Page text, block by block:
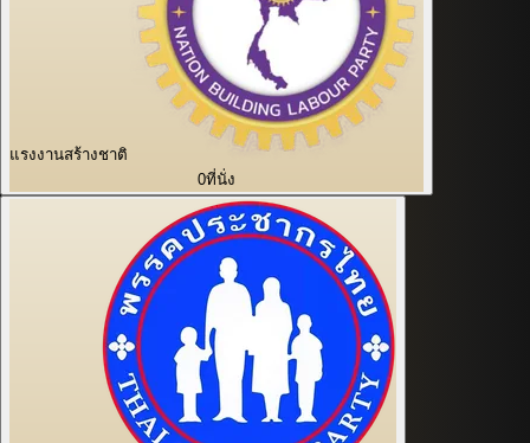
แรงงานสร้างชาติ
0ที่นั่ง